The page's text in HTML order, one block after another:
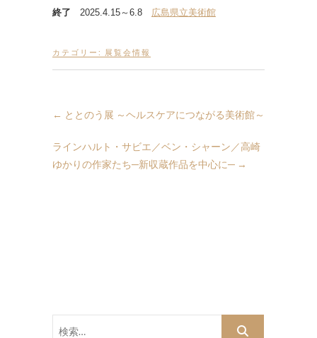
終了 2025.4.15～6.8 広島県立美術館
カテゴリー: 展覧会情報
← ととのう展 ～ヘルスケアにつながる美術館～
ラインハルト・サビエ／ベン・シャーン／高崎
ゆかりの作家たち─新収蔵作品を中心に─ →